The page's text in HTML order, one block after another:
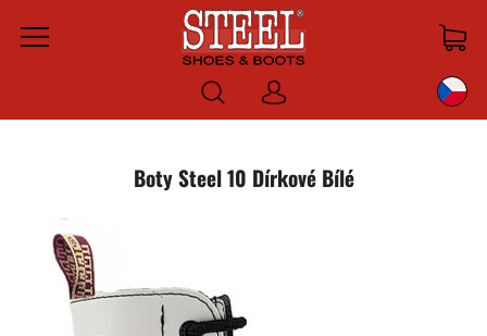
Menu
Prihlásiť
sa
Boty Steel 10 Dírkové Bílé